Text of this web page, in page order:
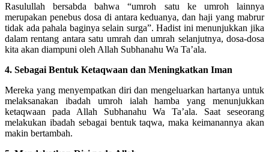
Rasulullah bersabda bahwa “umroh satu ke umroh lainnya
merupakan penebus dosa di antara keduanya, dan haji yang mabrur
tidak ada pahala baginya selain surga”. Hadist ini menunjukkan jika
dalam rentang antara satu umrah dan umrah selanjutnya, dosa-dosa
kita akan diampuni oleh Allah Subhanahu Wa Ta’ala.
4. Sebagai Bentuk Ketaqwaan dan Meningkatkan Iman
Mereka yang menyempatkan diri dan mengeluarkan hartanya untuk
melaksanakan ibadah umroh ialah hamba yang menunjukkan
ketaqwaan pada Allah Subhanahu Wa Ta’ala. Saat seseorang
melakukan ibadah sebagai bentuk taqwa, maka keimanannya akan
makin bertambah.